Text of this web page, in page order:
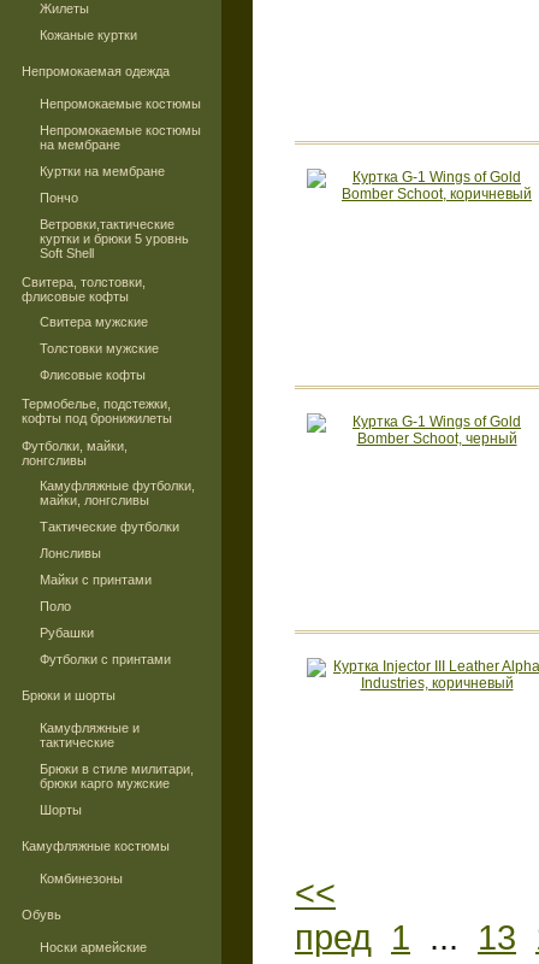
Жилеты
Кожаные куртки
Непромокаемая одежда
Непромокаемые костюмы
Непромокаемые костюмы
на мембране
Куртки на мембране
Пончо
Ветровки,тактические
куртки и брюки 5 уровнь
Soft Shell
Свитера, толстовки,
флисовые кофты
Свитера мужские
Толстовки мужские
Флисовые кофты
Термобелье, подстежки,
кофты под бронижилеты
Футболки, майки,
лонгсливы
Камуфляжные футболки,
майки, лонгсливы
Тактические футболки
Лонсливы
Майки с принтами
Поло
Рубашки
Футболки с принтами
Брюки и шорты
Камуфляжные и
тактические
Брюки в стиле милитари,
брюки карго мужские
Шорты
Камуфляжные костюмы
Комбинезоны
Обувь
Носки армейские
<<
пред 1 ... 13